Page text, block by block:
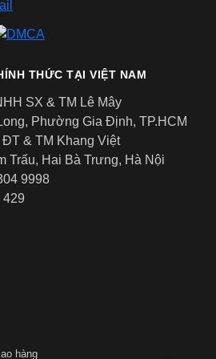
SM-AGE50-AC – 0.5L – Màu
Dương, Màu Đen
dung tích lớn hơn một
tốt hơn, giữ nóng 88ºC
Xám Nhạt và Xám Đậm.
điểm khác biệt là kèm
Cùng hiệu năng giữ nhiệt tốt:
6h.
THỨC TẠI VIỆT NAM
SX & TM Lê Mây
Phường Gia Định, TP.HCM
& TM Khang Việt
Trấu, Hai Bà Trưng, Hà Nội
9998
429
hàng